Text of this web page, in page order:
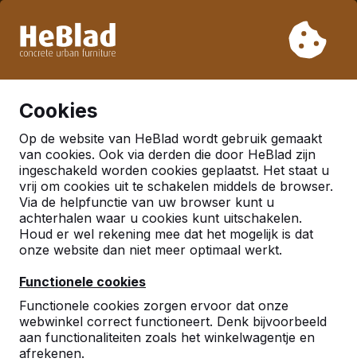
week 33. Houdt u daarom rekening met langere levertijden.
Cookies
Op de website van HeBlad wordt gebruik gemaakt
van cookies. Ook via derden die door HeBlad zijn
ingeschakeld worden cookies geplaatst. Het staat u
vrij om cookies uit te schakelen middels de browser.
Via de helpfunctie van uw browser kunt u
achterhalen waar u cookies kunt uitschakelen.
Houd er wel rekening mee dat het mogelijk is dat
onze website dan niet meer optimaal werkt.
Functionele cookies
Functionele cookies zorgen ervoor dat onze
webwinkel correct functioneert. Denk bijvoorbeeld
aan functionaliteiten zoals het winkelwagentje en
afrekenen.
Al meer dan 30.000 producten verkocht
Contact
HeBlad België
Lange Lozanastraat 142
2018 Antwerpen
België